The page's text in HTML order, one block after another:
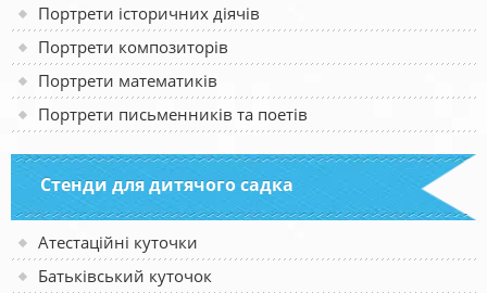
Портрети історичних діячів
Портрети композиторів
Портрети математиків
Портрети письменників та поетів
Стенди для дитячого садка
Атестаційні куточки
Батьківський куточок